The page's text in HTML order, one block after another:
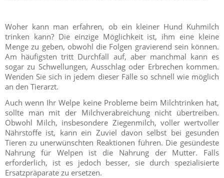
Woher kann man erfahren, ob ein kleiner Hund Kuhmilch
trinken kann? Die einzige Möglichkeit ist, ihm eine kleine
Menge zu geben, obwohl die Folgen gravierend sein können.
Am häufigsten tritt Durchfall auf, aber manchmal kann es
sogar zu Schwellungen, Ausschlag oder Erbrechen kommen.
Wenden Sie sich in jedem dieser Fälle so schnell wie möglich
an den Tierarzt.
Auch wenn Ihr Welpe keine Probleme beim Milchtrinken hat,
sollte man mit der Milchverabreichung nicht übertreiben.
Obwohl Milch, insbesondere Ziegenmilch, voller wertvoller
Nährstoffe ist, kann ein Zuviel davon selbst bei gesunden
Tieren zu unerwünschten Reaktionen führen. Die gesündeste
Nahrung für Welpen ist die Nahrung der Mutter. Falls
erforderlich, ist es jedoch besser, sie durch spezialisierte
Ersatzpräparate zu ersetzen.